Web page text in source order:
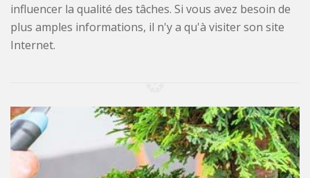
influencer la qualité des tâches. Si vous avez besoin de
plus amples informations, il n'y a qu'à visiter son site
Internet.